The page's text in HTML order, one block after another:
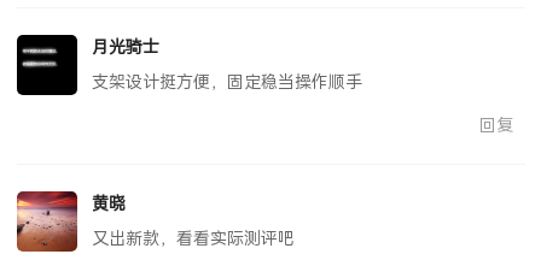
月光骑士
支架设计挺方便，固定稳当操作顺手
回复
黄晓
又出新款，看看实际测评吧